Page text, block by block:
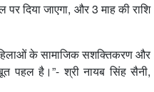
दिया जाएगा, और 3 माह की राशि
के सामाजिक सशक्तिकरण और
पहल है।”- श्री नायब सिंह सैनी,